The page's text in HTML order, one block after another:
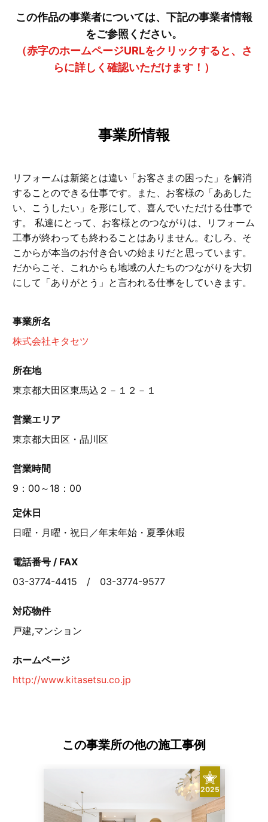
この作品の事業者については、下記の事業者情報
をご参照ください。
（赤字のホームページURLをクリックすると、さ
らに詳しく確認いただけます！）
事業所情報
リフォームは新築とは違い「お客さまの困った」を解消
することのできる仕事です。また、お客様の「ああした
い、こうしたい」を形にして、喜んでいただける仕事で
す。 私達にとって、お客様とのつながりは、リフォーム
工事が終わっても終わることはありません。むしろ、そ
こからが本当のお付き合いの始まりだと思っています。
だからこそ、これからも地域の人たちのつながりを大切
にして「ありがとう」と言われる仕事をしていきます。
事業所名
株式会社キタセツ
所在地
東京都大田区東馬込２－１２－１
営業エリア
東京都大田区・品川区
営業時間
9：00～18：00
定休日
日曜・月曜・祝日／年末年始・夏季休暇
電話番号 / FAX
03-3774-4415 / 03-3774-9577
対応物件
戸建,マンション
ホームページ
http://www.kitasetsu.co.jp
この事業所の他の施工事例
2025